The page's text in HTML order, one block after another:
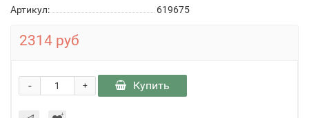
Артикул:
619675
2314 руб
+
- Купить